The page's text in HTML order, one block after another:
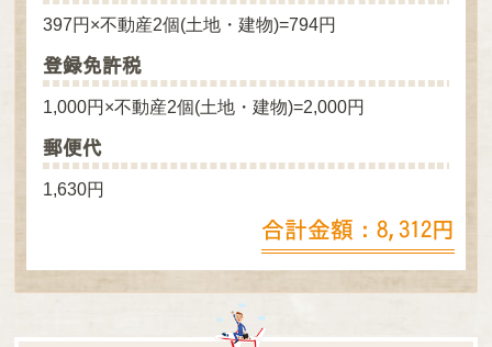
397円×不動産2個(土地・建物)=794円
登録免許税
1,000円×不動産2個(土地・建物)=2,000円
郵便代
1,630円
合計金額：8,312円